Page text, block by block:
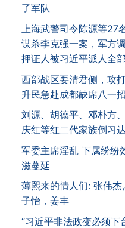
了军队
上海武警司令陈源等27
谋杀李克强一案，军方
押证人被习近平派人全
西部战区要清君侧，攻
升民急赴成都缺席八一
刘源、胡德平、邓朴方
庆红等红二代家族倒习
军委主席淫乱 下属纷纷
滋蔓延
薄熙来的情人们: 张伟杰
子怡，姜丰
“习近平非法政变必须下